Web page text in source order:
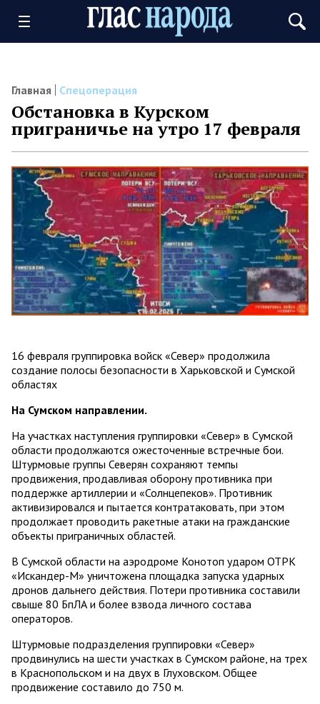
Главная Спецоперация
Обстановка в Курском
приграничье на утро 17 февраля
16 февраля группировка войск «Север» продолжила
создание полосы безопасности в Харьковской и Сумской
областях
На Сумском направлении.
На участках наступления группировки «Север» в Сумской
области продолжаются ожесточенные встречные бои.
Штурмовые группы Северян сохраняют темпы
продвижения, продавливая оборону противника при
поддержке артиллерии и «Солнцепеков». Противник
активизировался и пытается контратаковать, при этом
продолжает проводить ракетные атаки на гражданские
объекты приграничных областей.
В Сумской области на аэродроме Конотоп ударом ОТРК
«Искандер-М» уничтожена площадка запуска ударных
дронов дальнего действия. Потери противника составили
свыше 80 БпЛА и более взвода личного состава
операторов.
Штурмовые подразделения группировки «Север»
продвинулись на шести участках в Сумском районе, на трех
в Краснопольском и на двух в Глуховском. Общее
продвижение составило до 750 м.